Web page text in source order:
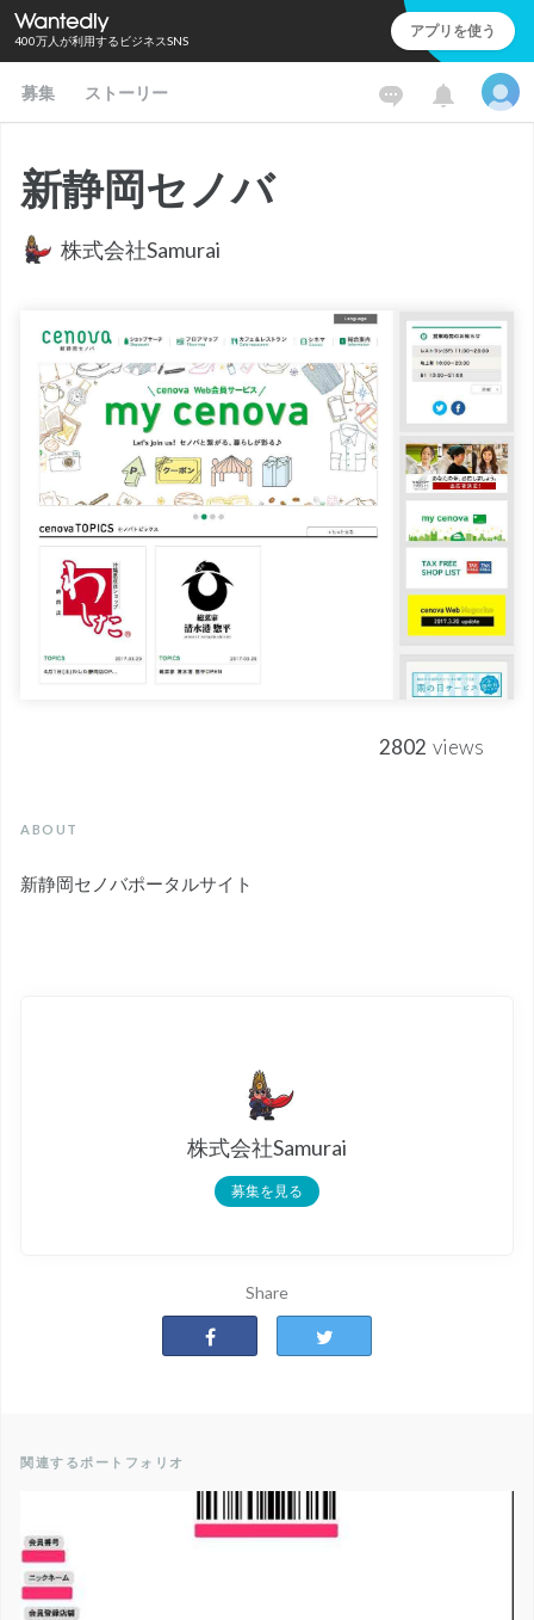
400万人が利用するビジネスSNS アプリを使う
募集 ストーリー
新静岡セノバ
株式会社Samurai
2802 views
ABOUT
新静岡セノバポータルサイト
株式会社Samurai
募集を見る
Share
関連するポートフォリオ